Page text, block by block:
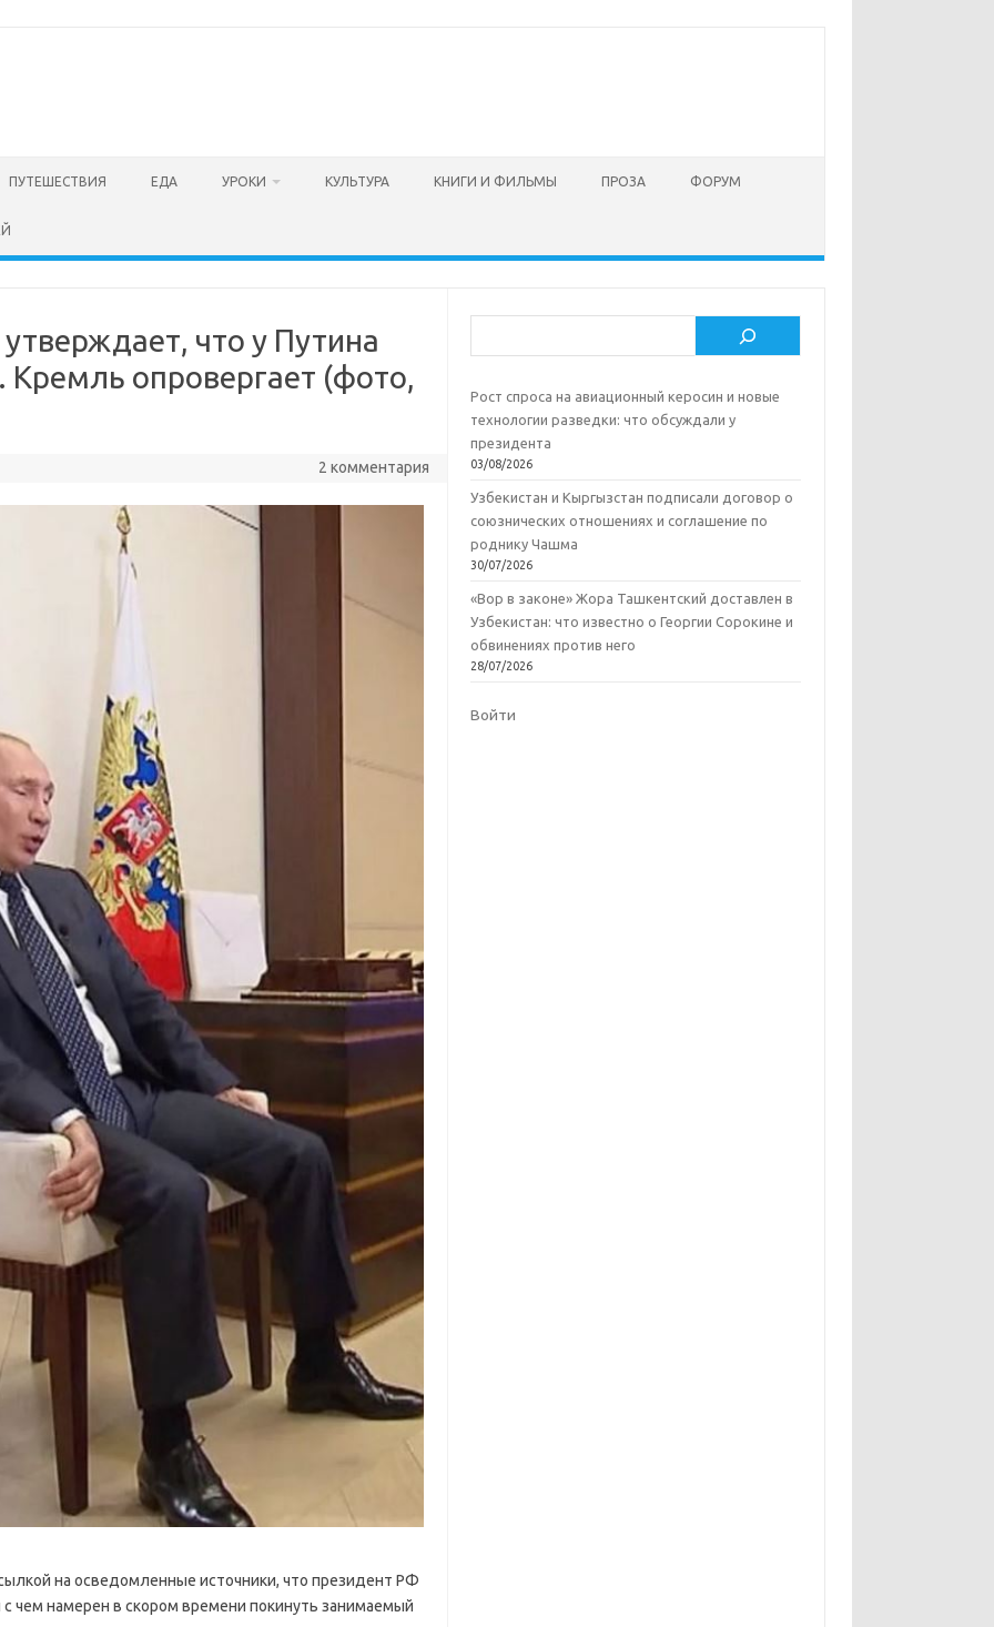
ПУТЕШЕСТВИЯ ЕДА УРОКИ КУЛЬТУРА КНИГИ И ФИЛЬМЫ ПРОЗА ФОРУМ
что у Путина
Кремль опровергает (фото,
2 комментария
на осведомленные источники, что президент РФ
чем намерен в скором времени покинуть занимаемый
Рост спроса на авиационный керосин и новые
технологии разведки: что обсуждали у
президента
03/08/2026
Узбекистан и Кыргызстан подписали договор о
союзнических отношениях и соглашение по
роднику Чашма
30/07/2026
«Вор в законе» Жора Ташкентский доставлен в
Узбекистан: что известно о Георгии Сорокине и
обвинениях против него
28/07/2026
Войти